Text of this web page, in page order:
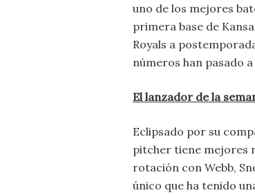
uno de los mejores
primera base de
Royals a
números han pasado
El lanzador de la
Eclipsado por su
pitcher tiene mejores
rotación con Webb,
único que ha tenido